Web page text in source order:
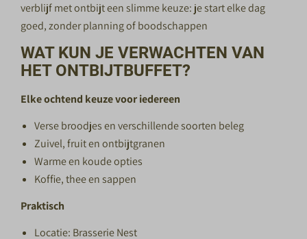
verblijf met ontbijt een slimme keuze: je start elke dag
goed, zonder planning of boodschappen
WAT KUN JE VERWACHTEN VAN
HET ONTBIJTBUFFET?
Elke ochtend keuze voor iedereen
Verse broodjes en verschillende soorten beleg
Zuivel, fruit en ontbijtgranen
Warme en koude opties
Koffie, thee en sappen
Praktisch
Locatie: Brasserie Nest